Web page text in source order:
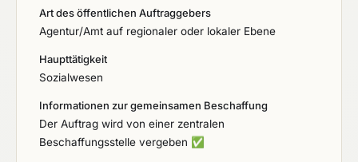
Art des öffentlichen Auftraggebers
Agentur/Amt auf regionaler oder lokaler Ebene
Haupttätigkeit
Sozialwesen
Informationen zur gemeinsamen Beschaffung
Der Auftrag wird von einer zentralen
Beschaffungsstelle vergeben ✅